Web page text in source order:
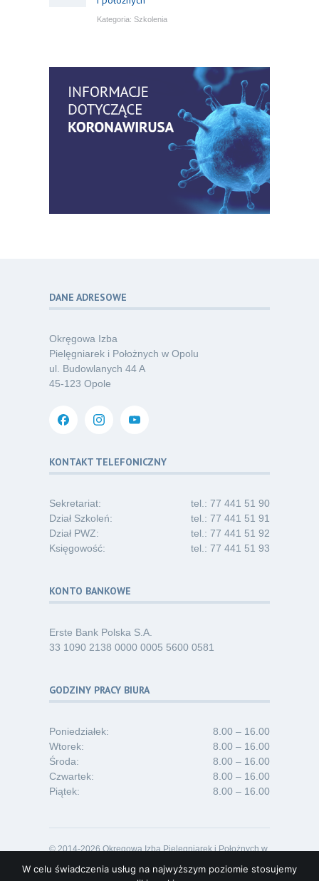
Kategoria: Szkolenia
praktyki – aktualny konsensus ekspertów
w dostępie naczyniowym
Kategoria:Szkolenia
06
Zaproszenie na Ogólnopolską
Konferencję Naukową „Terminologia
w pielęgniarstwie – komunikacja,
standaryzacja, praktyka”
06
Poza sezonem, poza schematem –
o nowym spojrzeniu na profilaktykę
03
Oferta pracy – pielęgniarka/pielęgniarz
06.26
i absolwentów pielęgniarstwa
Kategoria:Komunikaty
DANE ADRESOWE
Okręgowa Izba
Pielęgniarek i Położnych w Opolu
ul. Budowlanych 44 A
45-123 Opole
KONTAKT TELEFONICZNY
Sekretariat:
tel.: 77 441 51 90
Dział Szkoleń:
tel.: 77 441 51 91
Dział PWZ:
tel.: 77 441 51 92
Księgowość:
tel.: 77 441 51 93
KONTO BANKOWE
Erste Bank Polska S.A.
33 1090 2138 0000 0005 5600 0581
GODZINY PRACY BIURA
Poniedziałek:
8.00 – 16.00
Wtorek:
8.00 – 16.00
Środa:
8.00 – 16.00
Czwartek:
8.00 – 16.00
Piątek:
8.00 – 16.00
© 2014-2026 Okręgowa Izba Pielęgniarek i Położnych w
Projekt i realizacja:Lideon.pl
W celu świadczenia usług na najwyższym poziomie stosujemy